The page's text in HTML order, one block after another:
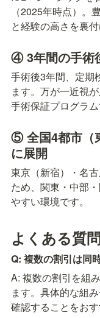
（2025年時点）。
と経験の高さを裏付
④ 3年間の手術
手術後3年間、定期
ます。万が一近視
手術保証プログラ
⑤ 全国4都市（
に展開
東京（新宿）・名
ため、関東・中部
やすい環境です。
よくある質
Q: 複数の割引は同
A: 複数の割引を組
ます。具体的な組
確認することをおす